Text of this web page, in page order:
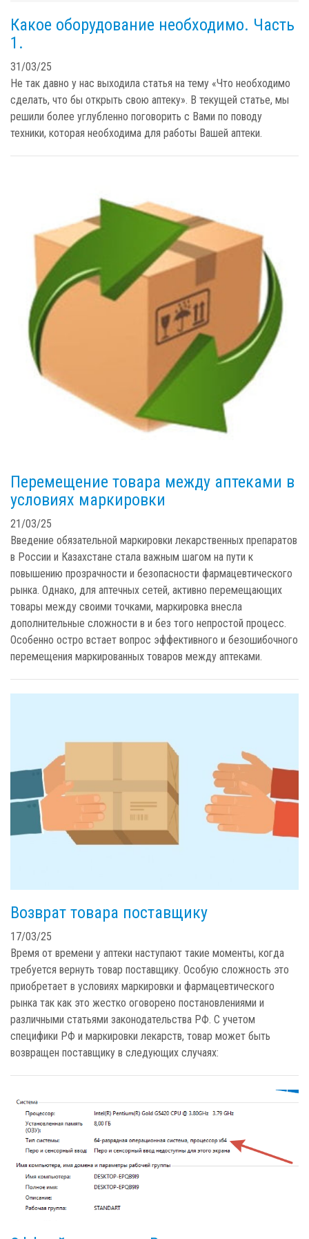
Какое оборудование необходимо. Часть
1.
31/03/25
Не так давно у нас выходила статья на тему «Что необходимо
сделать, что бы открыть свою аптеку». В текущей статье, мы
решили более углубленно поговорить с Вами по поводу
техники, которая необходима для работы Вашей аптеки.
Перемещение товара между аптеками в
условиях маркировки
21/03/25
Введение обязательной маркировки лекарственных препаратов
в России и Казахстане стала важным шагом на пути к
повышению прозрачности и безопасности фармацевтического
рынка. Однако, для аптечных сетей, активно перемещающих
товары между своими точками, маркировка внесла
дополнительные сложности в и без того непростой процесс.
Особенно остро встает вопрос эффективного и безошибочного
перемещения маркированных товаров между аптеками.
Возврат товара поставщику
17/03/25
Время от времени у аптеки наступают такие моменты, когда
требуется вернуть товар поставщику. Особую сложность это
приобретает в условиях маркировки и фармацевтического
рынка так как это жестко оговорено постановлениями и
различными статьями законодательства РФ. С учетом
специфики РФ и маркировки лекарств, товар может быть
возвращен поставщику в следующих случаях: